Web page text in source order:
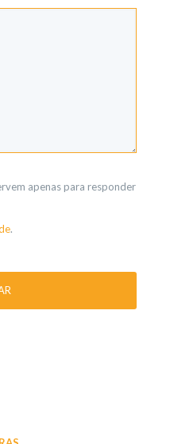
apenas para responder
.